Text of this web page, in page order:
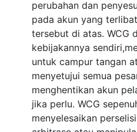
perubahan dan
pada akun yang
tersebut di atas. WCG
kebijakannya
untuk campur tangan
menyetujui semua
menghentikan akun
jika perlu. WCG
menyelesaikan